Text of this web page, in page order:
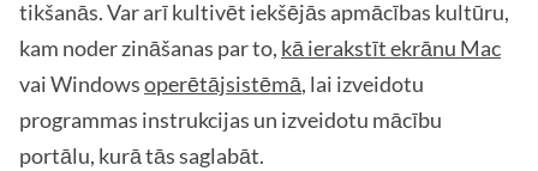
tikšanās. Var arī kultivēt iekšējās apmācības kultūru,
kam noder zināšanas par to, kā ierakstīt ekrānu Mac
vai Windowsoperētājsistēmā, lai izveidotu
programmas instrukcijas un izveidotu mācību
portālu, kurā tās saglabāt.